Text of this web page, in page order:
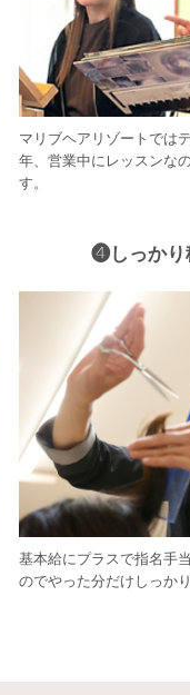
マリブヘアリゾートでは
年、営業中にレッスンな
す。
❹しっかり
基本給にプラスで指名手
のでやった分だけしっか